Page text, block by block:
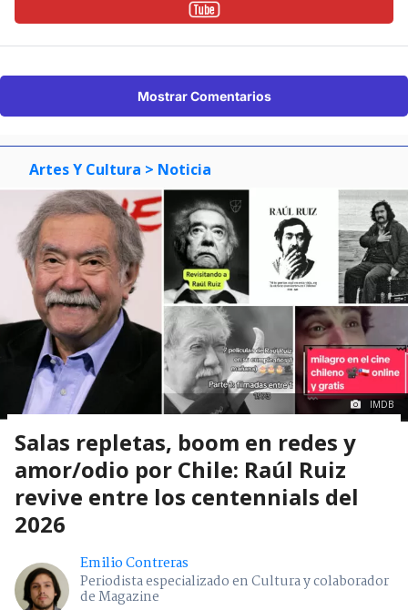
Mostrar Comentarios
Artes Y Cultura > Noticia
IMDB
Salas repletas, boom en redes y
amor/odio por Chile: Raúl Ruiz
revive entre los centennials del
2026
Emilio Contreras
Periodista especializado en Cultura y colaborador
de Magazine